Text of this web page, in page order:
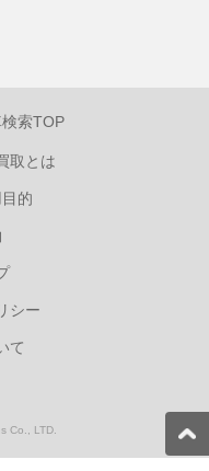
索TOP
取とは
的
シー
て
Co., LTD.